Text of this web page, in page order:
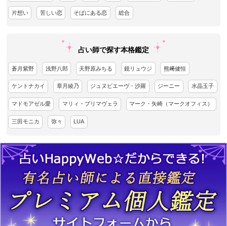
片想い 苦しい恋 そばにある恋 総合
占い師で探す本格鑑定
蒼月紫野 浅野八郎 天野原みちる 鏡リュウジ 熊﨑健恒
ケントナカイ 章月綾乃 ジュヌビエーヴ・沙羅 ジーニー 水晶玉子
マドモアゼル愛 マリィ・プリマヴェラ マーク・矢崎（マークオフィス）
三田モニカ 弥々 LUA